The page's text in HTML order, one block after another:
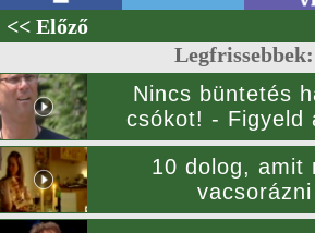
<< Előző
Legfrissebbek:
Nincs büntetés
csókot! - Figyeld
10 dolog, amit